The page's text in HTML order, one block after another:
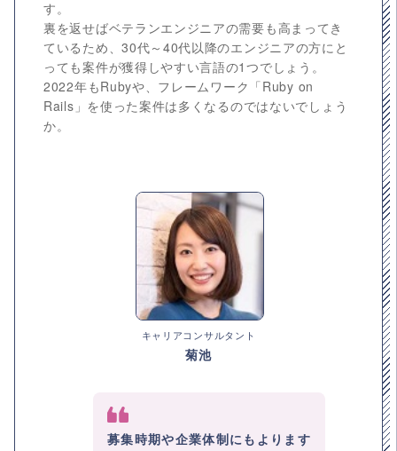
す。
裏を返せばベテランエンジニアの需要も高まってき
ているため、30代～40代以降のエンジニアの方にと
っても案件が獲得しやすい言語の1つでしょう。
2022年もRubyや、フレームワーク「Ruby on
Rails」を使った案件は多くなるのではないでしょう
か。
キャリアコンサルタント
菊池
募集時期や企業体制にもよります